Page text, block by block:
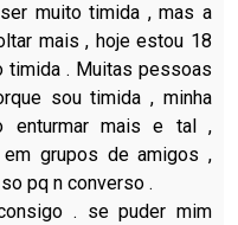
muito timida , mas a
mais , hoje estou 18
timida . Muitas pessoas
sou timida , minha
enturmar mais e tal ,
em grupos de amigos ,
pq n converso .
. se puder mim